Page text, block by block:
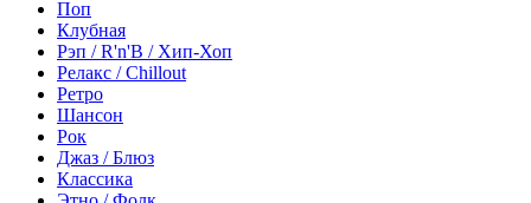
Поп
Клубная
Рэп / R'n'B / Хип-Хоп
Релакс / Chillout
Ретро
Шансон
Рок
Джаз / Блюз
Классика